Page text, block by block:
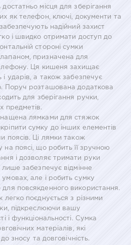
місця для зберігання
як телефон, ключі, документи та
надійний захист
і швидко отримати доступ до
стороні сумки
призначена для
Ця кишеня захищає
ударів, а також забезпечує
Поруч розташована додаткова
для зберігання ручки,
предметів.
лямками для стяжок
сумку до інших елементів
поясів. Ці лямки також
на поясі, що робить її зручною
і дозволяє тримати руки
забезпечує відмінне
але і робить сумку
повсякденного використання.
легко поєднується з різними
підкреслюючи вашу
і функціональності. Сумка
матеріалів, які
зносу та довговічність.